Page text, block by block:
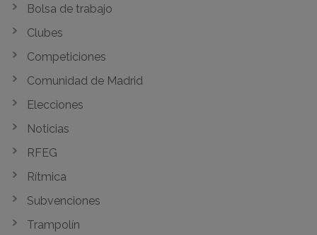
Bolsa de trabajo
Clubes
Competiciones
Comunidad de Madrid
Elecciones
Noticias
RFEG
Rítmica
Subvenciones
Trampolín